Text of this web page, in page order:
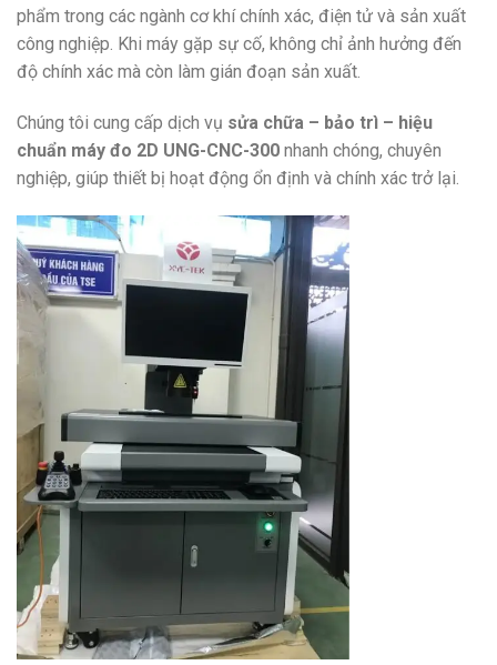
phẩm trong các ngành cơ khí chính xác, điện tử và sản xuất
công nghiệp. Khi máy gặp sự cố, không chỉ ảnh hưởng đến
độ chính xác mà còn làm gián đoạn sản xuất.
Chúng tôi cung cấp dịch vụ sửa chữa – bảo trì – hiệu
chuẩn máy đo 2D UNG-CNC-300 nhanh chóng, chuyên
nghiệp, giúp thiết bị hoạt động ổn định và chính xác trở lại.